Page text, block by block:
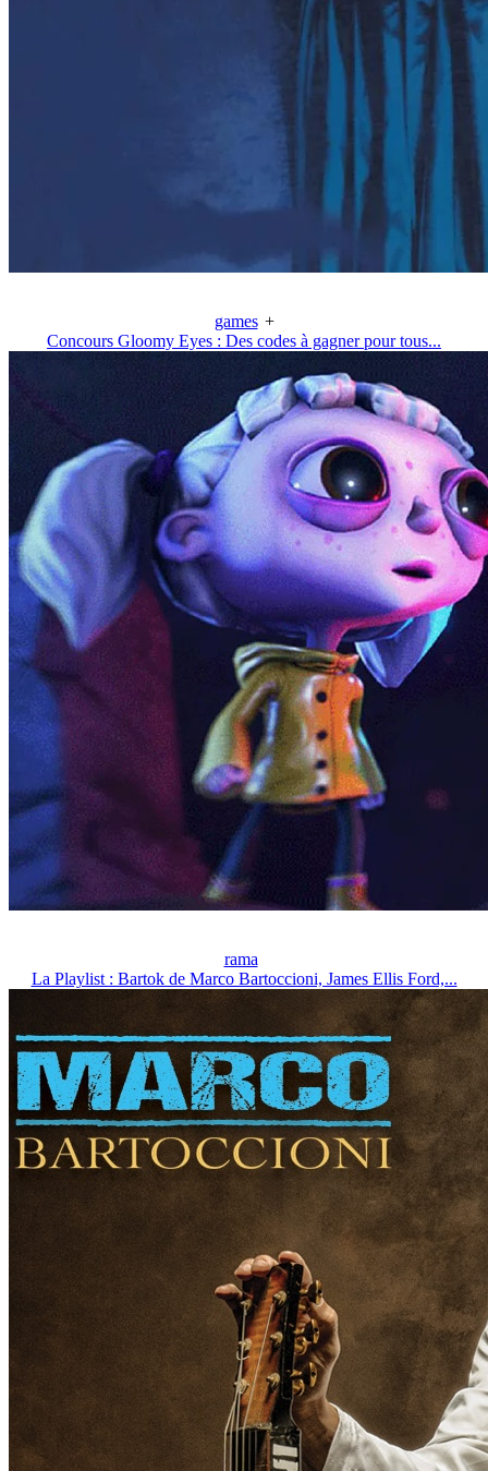
games +
Concours Gloomy Eyes : Des codes à gagner pour tous...
rama
La Playlist : Bartok de Marco Bartoccioni, James Ellis Ford,...